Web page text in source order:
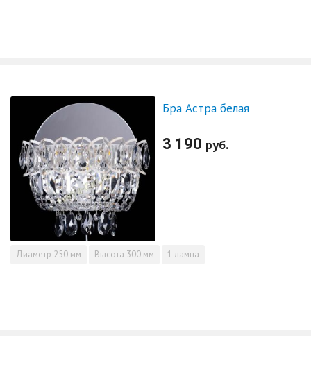
Бра Астра белая
3 190 руб.
Диаметр 250 мм Высота 300 мм 1 лампа